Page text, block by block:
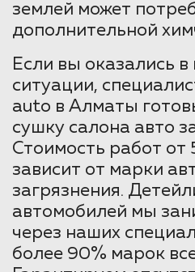
землей может
дополнительной
Если вы оказались
ситуации,
auto в Алматы
сушку салона авто
Стоимость работ от
зависит от марки
загрязнения.
автомобилей мы
через наших
более 90% марок